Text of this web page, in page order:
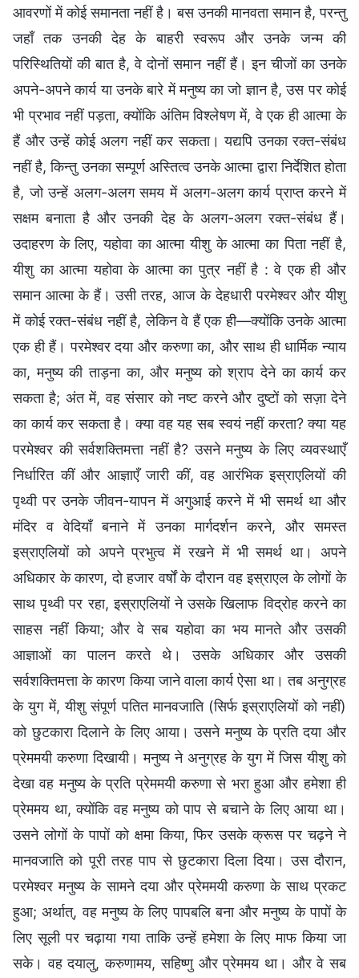
आवरणों में कोई समानता नहीं है। बस उनकी मानवता समान है, परन्तु
जहाँ तक उनकी देह के बाहरी स्वरूप और उनके जन्म की
परिस्थितियों की बात है, वे दोनों समान नहीं हैं। इन चीजों का उनके
अपने-अपने कार्य या उनके बारे में मनुष्य का जो ज्ञान है, उस पर कोई
भी प्रभाव नहीं पड़ता, क्योंकि अंतिम विश्लेषण में, वे एक ही आत्मा के
हैं और उन्हें कोई अलग नहीं कर सकता। यद्यपि उनका रक्त-संबंध
नहीं है, किन्तु उनका सम्पूर्ण अस्तित्व उनके आत्मा द्वारा निर्देशित होता
है, जो उन्हें अलग-अलग समय में अलग-अलग कार्य प्राप्त करने में
सक्षम बनाता है और उनकी देह के अलग-अलग रक्त-संबंध हैं।
उदाहरण के लिए, यहोवा का आत्मा यीशु के आत्मा का पिता नहीं है,
यीशु का आत्मा यहोवा के आत्मा का पुत्र नहीं है : वे एक ही और
समान आत्मा के हैं। उसी तरह, आज के देहधारी परमेश्वर और यीशु
में कोई रक्त-संबंध नहीं है, लेकिन वे हैं एक ही—क्योंकि उनके आत्मा
एक ही हैं। परमेश्वर दया और करुणा का, और साथ ही धार्मिक न्याय
का, मनुष्य की ताड़ना का, और मनुष्य को श्राप देने का कार्य कर
सकता है; अंत में, वह संसार को नष्ट करने और दुष्टों को सज़ा देने
का कार्य कर सकता है। क्या वह यह सब स्वयं नहीं करता? क्या यह
परमेश्वर की सर्वशक्तिमत्ता नहीं है? उसने मनुष्य के लिए व्यवस्थाएँ
निर्धारित कीं और आज्ञाएँ जारी कीं, वह आरंभिक इस्राएलियों की
पृथ्वी पर उनके जीवन-यापन में अगुआई करने में भी समर्थ था और
मंदिर व वेदियाँ बनाने में उनका मार्गदर्शन करने, और समस्त
इस्राएलियों को अपने प्रभुत्व में रखने में भी समर्थ था। अपने
अधिकार के कारण, दो हजार वर्षों के दौरान वह इस्राएल के लोगों के
साथ पृथ्वी पर रहा, इस्राएलियों ने उसके खिलाफ विद्रोह करने का
साहस नहीं किया; और वे सब यहोवा का भय मानते और उसकी
आज्ञाओं का पालन करते थे। उसके अधिकार और उसकी
सर्वशक्तिमत्ता के कारण किया जाने वाला कार्य ऐसा था। तब अनुग्रह
के युग में, यीशु संपूर्ण पतित मानवजाति (सिर्फ इस्राएलियों को नहीं)
को छुटकारा दिलाने के लिए आया। उसने मनुष्य के प्रति दया और
प्रेममयी करुणा दिखायी। मनुष्य ने अनुग्रह के युग में जिस यीशु को
देखा वह मनुष्य के प्रति प्रेममयी करुणा से भरा हुआ और हमेशा ही
प्रेममय था, क्योंकि वह मनुष्य को पाप से बचाने के लिए आया था।
उसने लोगों के पापों को क्षमा किया, फिर उसके क्रूस पर चढ़ने ने
मानवजाति को पूरी तरह पाप से छुटकारा दिला दिया। उस दौरान,
परमेश्वर मनुष्य के सामने दया और प्रेममयी करुणा के साथ प्रकट
हुआ; अर्थात्, वह मनुष्य के लिए पापबलि बना और मनुष्य के पापों के
लिए सूली पर चढ़ाया गया ताकि उन्हें हमेशा के लिए माफ किया जा
सके। वह दयालु, करुणामय, सहिष्णु और प्रेममय था। और वे सब